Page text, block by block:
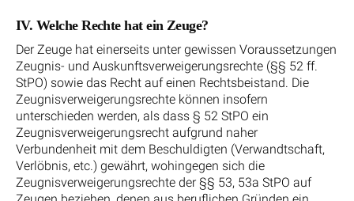
IV. Welche Rechte hat ein Zeuge?
Der Zeuge hat einerseits unter gewissen Voraussetzungen
Zeugnis- und Auskunftsverweigerungsrechte (§§ 52 ff.
StPO) sowie das Recht auf einen Rechtsbeistand. Die
Zeugnisverweigerungsrechte können insofern
unterschieden werden, als dass § 52 StPO ein
Zeugnisverweigerungsrecht aufgrund naher
Verbundenheit mit dem Beschuldigten (Verwandtschaft,
Verlöbnis, etc.) gewährt, wohingegen sich die
Zeugnisverweigerungsrechte der §§ 53, 53a StPO auf